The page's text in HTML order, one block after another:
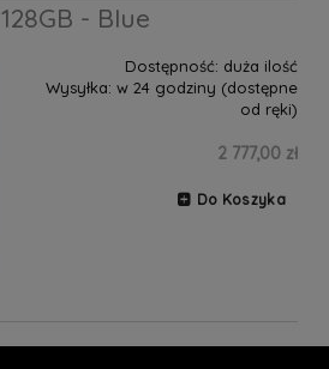
- Blue
Dostępność: duża ilość
Wysyłka: w 24 godziny (dostępne
od ręki)
2 777,00 zł
Do Koszyka